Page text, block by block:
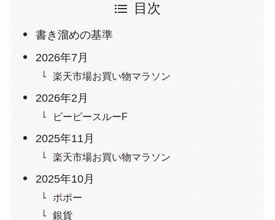
目次
書き溜めの基準
2026年7月
楽天市場お買い物マラソン
2026年2月
ピーピースルーF
2025年11月
楽天市場お買い物マラソン
2025年10月
ポポー
銀貨